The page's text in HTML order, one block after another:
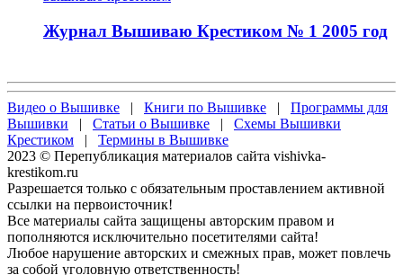
Журнал Вышиваю Крестиком № 1 2005 год
Видео о Вышивке | Книги по Вышивке | Программы для
Вышивки | Статьи о Вышивке | Схемы Вышивки
Крестиком | Термины в Вышивке
2023 © Перепубликация материалов сайта vishivka-
krestikom.ru
Разрешается только с обязательным проставлением активной
ссылки на первоисточник!
Все материалы сайта защищены авторским правом и
пополняются исключительно посетителями сайта!
Любое нарушение авторских и смежных прав, может повлечь
за собой уголовную ответственность!